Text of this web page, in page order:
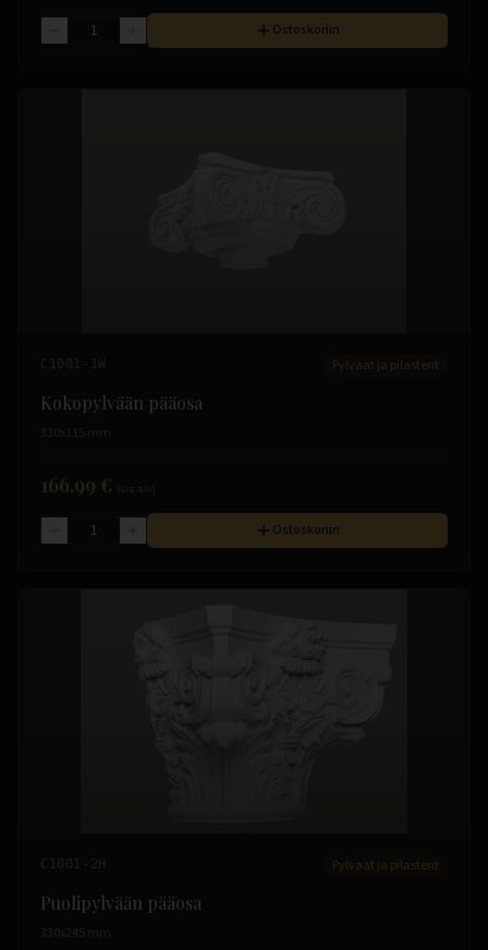
Ostoskoriin
C1001-1W Pylväät ja pilasterit
Kokopylvään pääosa
330x115 mm
166.99 €
Ostoskoriin
C1001-2H Pylväät ja pilasterit
Puolipylvään pääosa
330x245 mm